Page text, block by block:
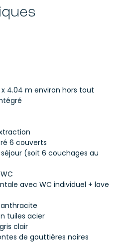
x 4.04 m environ hors tout
6 couverts
(soit 6 couchages au
avec WC individuel + lave
anthracite
tuiles acier
clair
de gouttières noires